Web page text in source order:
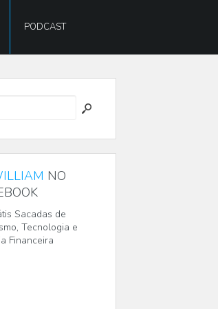
PODCAST
NO
Sacadas de
Tecnologia e
Financeira